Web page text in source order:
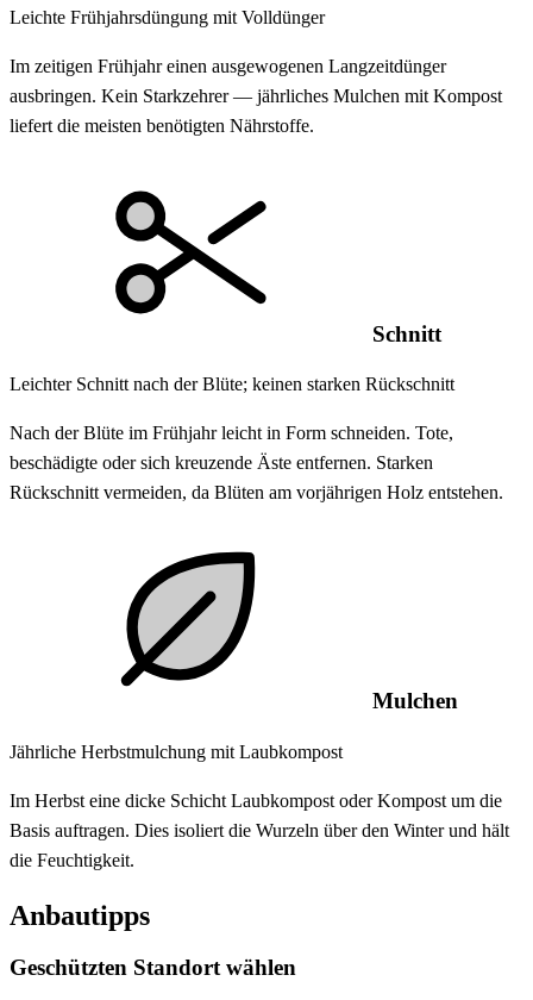
Leichte Frühjahrsdüngung mit Volldünger
Im zeitigen Frühjahr einen ausgewogenen Langzeitdünger
ausbringen. Kein Starkzehrer — jährliches Mulchen mit Kompost
liefert die meisten benötigten Nährstoffe.
Schnitt
Leichter Schnitt nach der Blüte; keinen starken Rückschnitt
Nach der Blüte im Frühjahr leicht in Form schneiden. Tote,
beschädigte oder sich kreuzende Äste entfernen. Starken
Rückschnitt vermeiden, da Blüten am vorjährigen Holz entstehen.
Mulchen
Jährliche Herbstmulchung mit Laubkompost
Im Herbst eine dicke Schicht Laubkompost oder Kompost um die
Basis auftragen. Dies isoliert die Wurzeln über den Winter und hält
die Feuchtigkeit.
Anbautipps
Geschützten Standort wählen